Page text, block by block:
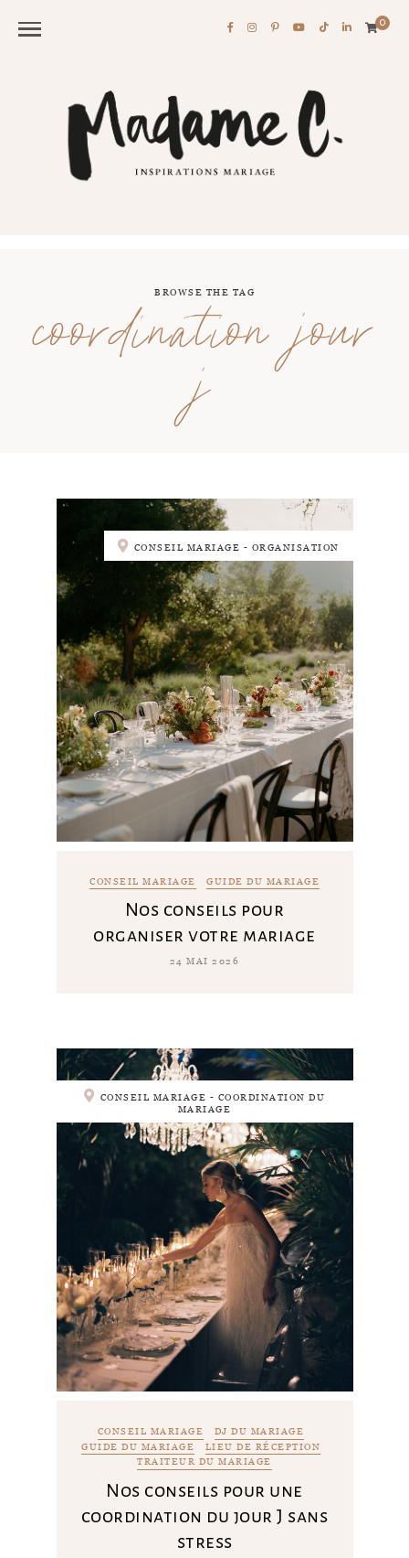
0
BROWSE THE TAG
coordination jour
j
CONSEIL MARIAGE - ORGANISATION
CONSEIL MARIAGE GUIDE DU MARIAGE
Nos conseils pour
organiser votre mariage
24 MAI 2026
CONSEIL MARIAGE - COORDINATION DU
MARIAGE
CONSEIL MARIAGE
DJ DU MARIAGE
GUIDE DU MARIAGE
LIEU DE RÉCEPTION
TRAITEUR DU MARIAGE
Nos conseils pour une
coordination du jour J sans
stress